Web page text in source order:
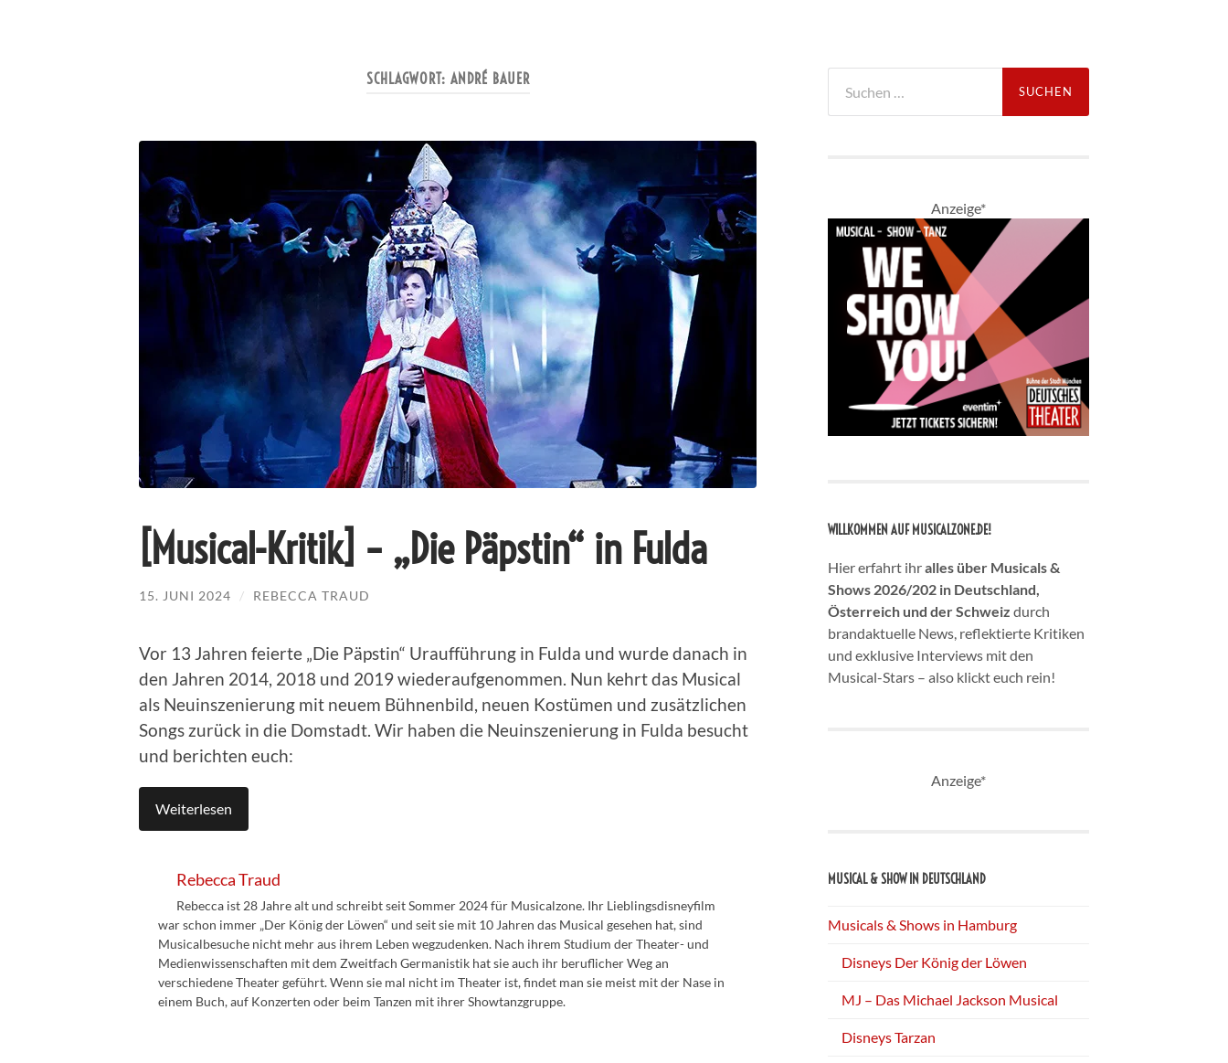
SCHLAGWORT: ANDRÉ BAUER
[Musical-Kritik] – „Die Päpstin“ in Fulda
15. JUNI 2024 / REBECCA TRAUD
Vor 13 Jahren feierte „Die Päpstin“ Uraufführung in Fulda und wurde danach in
den Jahren 2014, 2018 und 2019 wiederaufgenommen. Nun kehrt das Musical
als Neuinszenierung mit neuem Bühnenbild, neuen Kostümen und zusätzlichen
Songs zurück in die Domstadt. Wir haben die Neuinszenierung in Fulda besucht
und berichten euch:
Weiterlesen
Rebecca Traud
Rebecca ist 28 Jahre alt und schreibt seit Sommer 2024 für Musicalzone. Ihr Lieblingsdisneyfilm
war schon immer „Der König der Löwen“ und seit sie mit 10 Jahren das Musical gesehen hat, sind
Musicalbesuche nicht mehr aus ihrem Leben wegzudenken. Nach ihrem Studium der Theater- und
Medienwissenschaften mit dem Zweitfach Germanistik hat sie auch ihr beruflicher Weg an
verschiedene Theater geführt. Wenn sie mal nicht im Theater ist, findet man sie meist mit der Nase in
einem Buch, auf Konzerten oder beim Tanzen mit ihrer Showtanzgruppe.
nach:
Anzeige*
WILLKOMMEN AUF MUSICALZONE.DE!
Hier erfahrt ihralles über Musicals &
Shows 2026/202 in Deutschland,
Österreich und der Schweiz durch
brandaktuelle News, reflektierte Kritiken
und exklusive Interviews mit den
Musical-Stars – also klickt euch rein!
Anzeige*
MUSICAL & SHOW IN DEUTSCHLAND
Musicals & Shows in Hamburg
Disneys Der König der Löwen
MJ – Das Michael Jackson Musical
Disneys Tarzan